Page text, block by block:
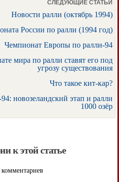
СЛЕДУЮЩИЕ СТАТЬИ
Новости ралли (октябрь 1994)
России по ралли (1994 год)
Чемпионат Европы по ралли-94
мира по ралли ставят его под
угрозу существования
Что такое кит-кар?
новозеландский этап и ралли
1000 озёр
к этой статье